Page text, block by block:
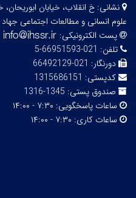
نشانی:
علوم انسانی و مطالعات اجتماعی
پست الکترونیکی:
تلفن: 021-66951593-5
دورنگار: 021-66492129
کدپستی: 1315686151
صندوق پستی: 1345-1316
ساعات پاسخگویی: ۷:۳۰ - ۱۴:۰۰
ساعات کاری: ۷:۳۰ - ۱۴:۰۰